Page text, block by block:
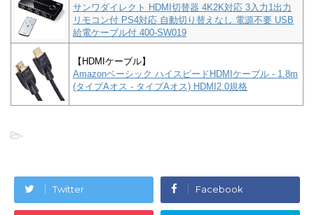
サンワダイレクト HDMI切替器 4K2K対応 3入力1出力
リモコン付 PS4対応 自動切り替えなし 電源不要 USB
給電ケーブル付 400-SW019
【HDMIケーブル】
Amazonベーシック ハイスピードHDMIケーブル - 1.8m
(タイプAオス - タイプAオス) HDMI2.0規格
-
Twitter Facebook